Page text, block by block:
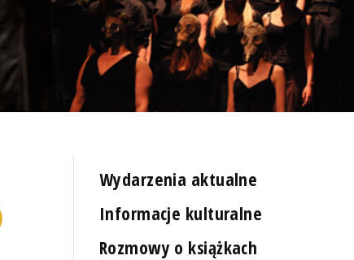
Wydarzenia aktualne
Informacje kulturalne
Rozmowy o książkach